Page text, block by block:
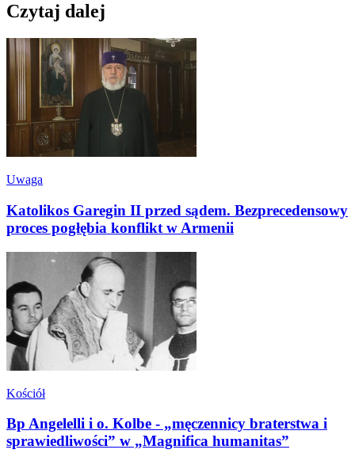
Czytaj dalej
Uwaga
Katolikos Garegin II przed sądem. Bezprecedensowy
proces pogłębia konflikt w Armenii
Kościół
Bp Angelelli i o. Kolbe - „męczennicy braterstwa i
sprawiedliwości” w „Magnifica humanitas”